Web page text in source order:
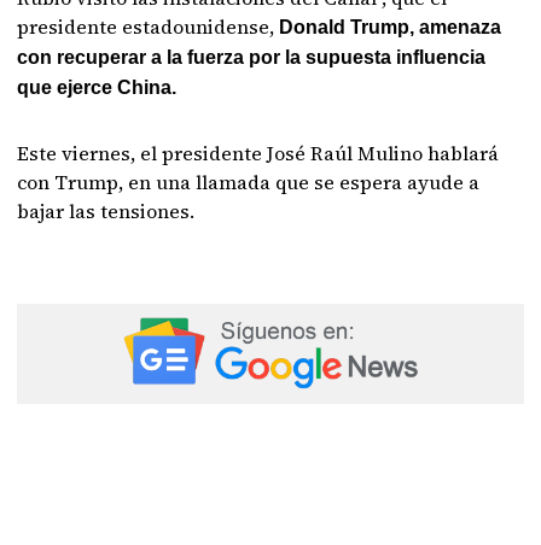
presidente estadounidense, Donald Trump, amenaza
con recuperar a la fuerza por la supuesta influencia
que ejerce China.
Este viernes, el presidente José Raúl Mulino hablará
con Trump, en una llamada que se espera ayude a
bajar las tensiones.